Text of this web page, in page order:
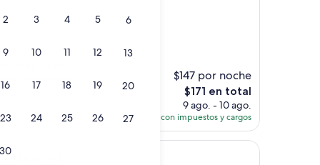
2 3 4 5 6
9 10 11 12 13
16 17 18 19 20
23 24 25 26 27
30
$147 por noche
El
precio
actual
es
de
$171 en total
9 ago. - 10 ago.
Total con impuestos y cargos
Angeles